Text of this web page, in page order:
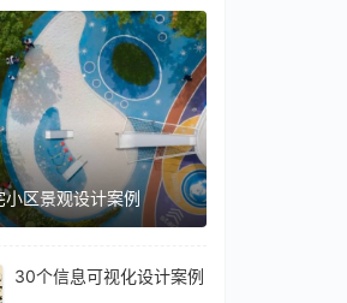
区景观设计案例
30个信息可视化设计案例